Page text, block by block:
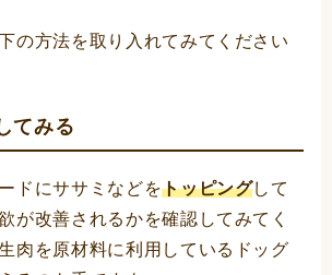
の方法を取り入れてみてください
てみる
ドにササミなどをトッピングして
が改善されるかを確認してみてく
肉を原材料に利用しているドッグ